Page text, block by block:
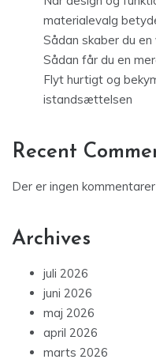
materialevalg
Sådan skaber du
Sådan får du en
Flyt hurtigt og
istandsættelsen
Recent
Der er ingen
Archives
juli 2026
juni 2026
maj 2026
april 2026
marts 2026